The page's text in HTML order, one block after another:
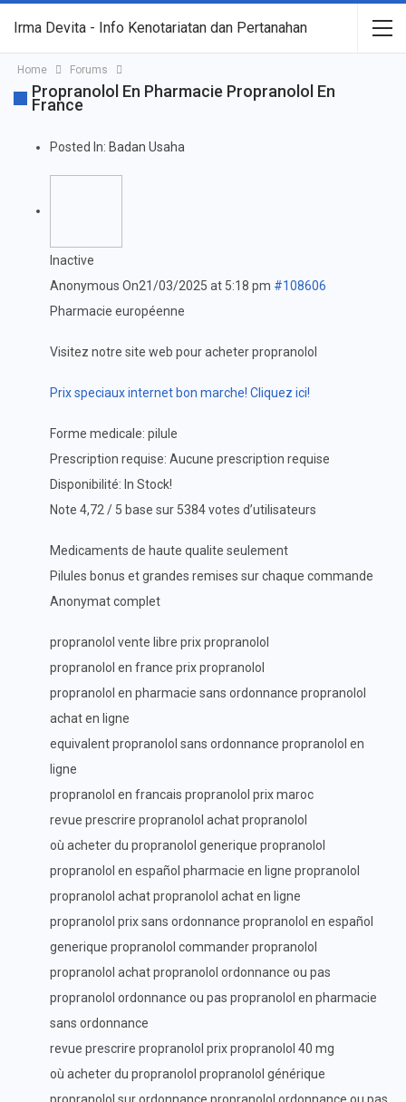
Irma Devita - Info Kenotariatan dan Pertanahan
Home Forums
Propranolol En Pharmacie Propranolol En
France
Posted In: Badan Usaha
Inactive
Anonymous On21/03/2025 at 5:18 pm #108606
Pharmacie européenne
Visitez notre site web pour acheter propranolol
Prix speciaux internet bon marche! Cliquez ici!
Forme medicale: pilule
Prescription requise: Aucune prescription requise
Disponibilité: In Stock!
Note 4,72 / 5 base sur 5384 votes d’utilisateurs
Medicaments de haute qualite seulement
Pilules bonus et grandes remises sur chaque commande
Anonymat complet
propranolol vente libre prix propranolol
propranolol en france prix propranolol
propranolol en pharmacie sans ordonnance propranolol
achat en ligne
equivalent propranolol sans ordonnance propranolol en
ligne
propranolol en francais propranolol prix maroc
revue prescrire propranolol achat propranolol
où acheter du propranolol generique propranolol
propranolol en español pharmacie en ligne propranolol
propranolol achat propranolol achat en ligne
propranolol prix sans ordonnance propranolol en español
generique propranolol commander propranolol
propranolol achat propranolol ordonnance ou pas
propranolol ordonnance ou pas propranolol en pharmacie
sans ordonnance
revue prescrire propranolol prix propranolol 40 mg
où acheter du propranolol propranolol générique